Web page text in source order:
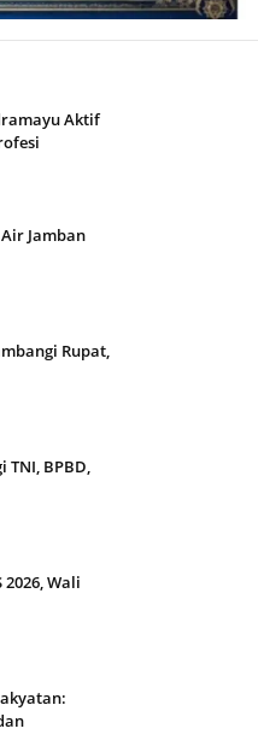
Aktif
Jamban
Rupat,
TNI, BPBD,
Wali